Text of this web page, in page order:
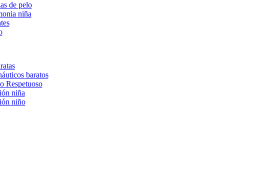
de pelo
niña
baratos
Respetuoso
niña
niño